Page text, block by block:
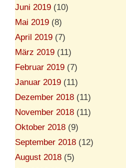
Juni 2019 (10)
Mai 2019 (8)
April 2019 (7)
März 2019 (11)
Februar 2019 (7)
Januar 2019 (11)
Dezember 2018 (11)
November 2018 (11)
Oktober 2018 (9)
September 2018 (12)
August 2018 (5)